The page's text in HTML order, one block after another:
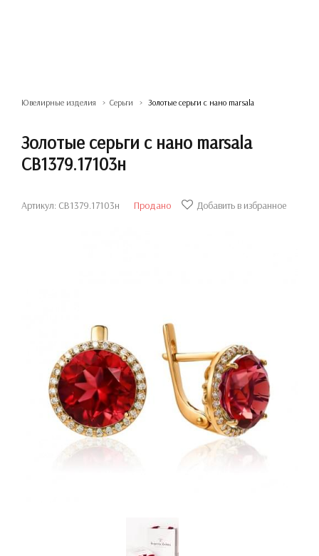
Ювелирные изделия Серьги Золотые серьги с нано marsala
Золотые серьги с нано marsala
СВ1379.17103н
Артикул: СВ1379.17103н Продано Добавить в избранное